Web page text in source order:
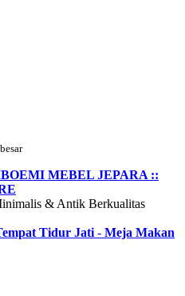
tidurnya dah sampeeee Keren
persis sama foto y...
kursi kantornya sudah sampai,
kasih....
sampai tadi Makasii ya Pak...
Jakarta Barat:Pagi Pak Ismail,
terima tadi malam. Finishing
MEBEL JEPARA ::
& Antik Berkualitas
Tidur Jati - Meja Makan